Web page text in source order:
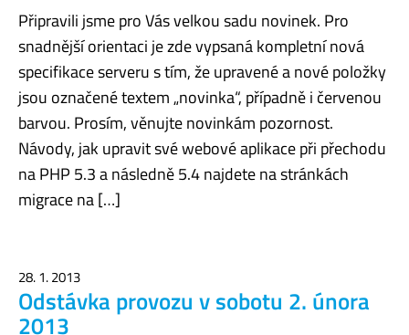
Připravili jsme pro Vás velkou sadu novinek. Pro
snadnější orientaci je zde vypsaná kompletní nová
specifikace serveru s tím, že upravené a nové položky
jsou označené textem „novinka“, případně i červenou
barvou. Prosím, věnujte novinkám pozornost.
Návody, jak upravit své webové aplikace při přechodu
na PHP 5.3 a následně 5.4 najdete na stránkách
migrace na […]
28. 1. 2013
Odstávka provozu v sobotu 2. února
2013